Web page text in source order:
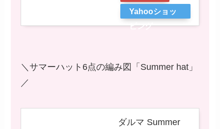
Yahooショッ
ピング
＼サマーハット6点の編み図「Summer hat」
／
ダルマ Summer